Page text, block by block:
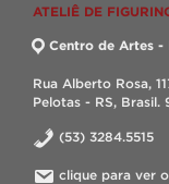
ATELIÊ DE
Centro de Artes -
Rua Alberto Rosa,
Pelotas - RS, Brasil.
(53) 3284.5515
clique para ver